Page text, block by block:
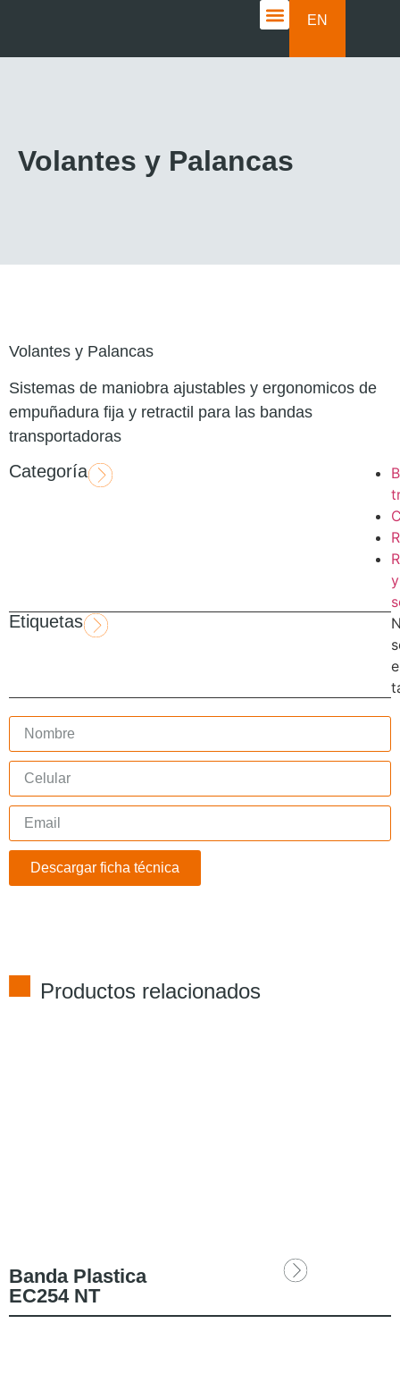
EN
Volantes y Palancas
Volantes y Palancas
Sistemas de maniobra ajustables y ergonomicos de
empuñadura fija y retractil para las bandas
transportadoras
Categoría
y
Etiquetas
Descargar ficha técnica
Productos relacionados
Banda Plastica
EC254 NT